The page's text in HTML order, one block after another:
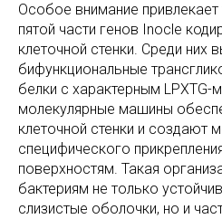
Особое внимание привлекает
пятой части генов Inocle
клеточной стенки. Среди них
бифункциональные
белки с характерным LPXTG-
молекулярные машины
клеточной стенки и создают
специфического
поверхностям. Такая
бактериям не только
слизистые оболочки, но и